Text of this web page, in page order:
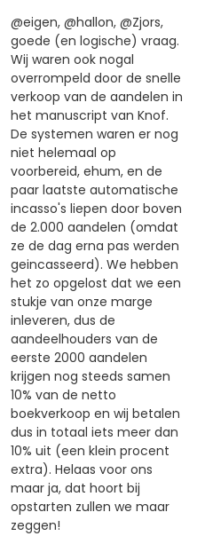
@eigen, @hallon, @Zjors,
goede (en logische) vraag.
Wij waren ook nogal
overrompeld door de snelle
verkoop van de aandelen in
het manuscript van Knof.
De systemen waren er nog
niet helemaal op
voorbereid, ehum, en de
paar laatste automatische
incasso's liepen door boven
de 2.000 aandelen (omdat
ze de dag erna pas werden
geincasseerd). We hebben
het zo opgelost dat we een
stukje van onze marge
inleveren, dus de
aandeelhouders van de
eerste 2000 aandelen
krijgen nog steeds samen
10% van de netto
boekverkoop en wij betalen
dus in totaal iets meer dan
10% uit (een klein procent
extra). Helaas voor ons
maar ja, dat hoort bij
opstarten zullen we maar
zeggen!